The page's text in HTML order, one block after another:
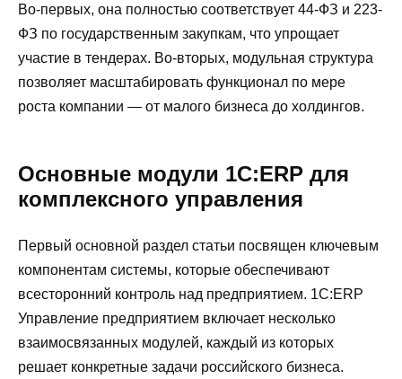
Во-первых, она полностью соответствует 44-ФЗ и 223-
ФЗ по государственным закупкам, что упрощает
участие в тендерах. Во-вторых, модульная структура
позволяет масштабировать функционал по мере
роста компании — от малого бизнеса до холдингов.
Основные модули 1С:ERP для
комплексного управления
Первый основной раздел статьи посвящен ключевым
компонентам системы, которые обеспечивают
всесторонний контроль над предприятием. 1С:ERP
Управление предприятием включает несколько
взаимосвязанных модулей, каждый из которых
решает конкретные задачи российского бизнеса.